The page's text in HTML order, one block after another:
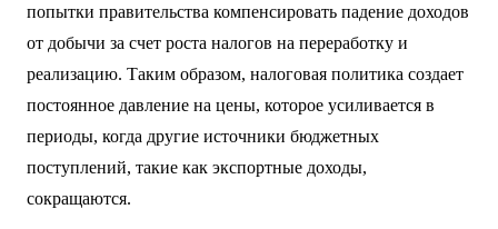
попытки правительства компенсировать падение доходов
от добычи за счет роста налогов на переработку и
реализацию. Таким образом, налоговая политика создает
постоянное давление на цены, которое усиливается в
периоды, когда другие источники бюджетных
поступлений, такие как экспортные доходы,
сокращаются.